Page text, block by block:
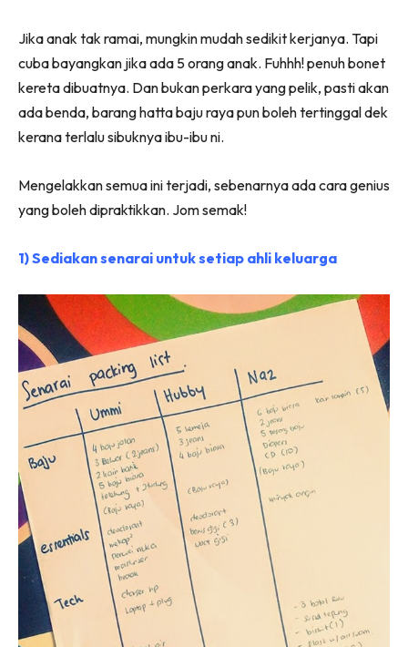
Jika anak tak ramai, mungkin mudah sedikit kerjanya. Tapi
cuba bayangkan jika ada 5 orang anak. Fuhhh! penuh bonet
kereta dibuatnya. Dan bukan perkara yang pelik, pasti akan
ada benda, barang hatta baju raya pun boleh tertinggal dek
kerana terlalu sibuknya ibu-ibu ni.
Mengelakkan semua ini terjadi, sebenarnya ada cara genius
yang boleh dipraktikkan. Jom semak!
1) Sediakan senarai untuk setiap ahli keluarga